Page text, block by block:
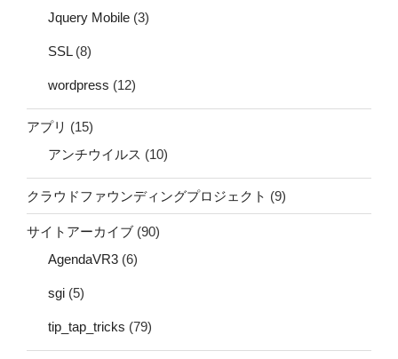
Jquery Mobile (3)
SSL(8)
wordpress (12)
アプリ (15)
アンチウイルス (10)
クラウドファウンディングプロジェクト (9)
サイトアーカイブ (90)
AgendaVR3 (6)
sgi (5)
tip_tap_tricks (79)